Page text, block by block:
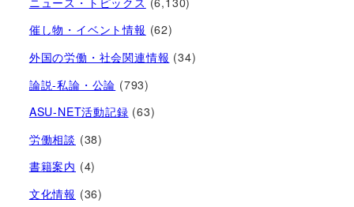
催し物・イベント情報 (62)
外国の労働・社会関連情報 (34)
論説-私論・公論 (793)
ASU-NET活動記録 (63)
労働相談 (38)
書籍案内 (4)
文化情報 (36)